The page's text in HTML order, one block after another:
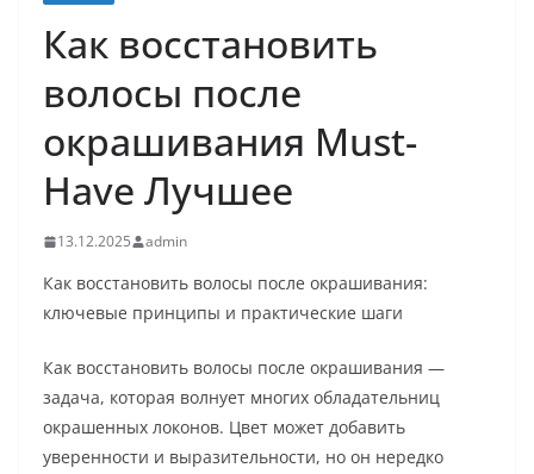
Как восстановить
волосы после
окрашивания Must-
Have Лучшее
13.12.2025 admin
Как восстановить волосы после окрашивания:
ключевые принципы и практические шаги
Как восстановить волосы после окрашивания —
задача, которая волнует многих обладательниц
окрашенных локонов. Цвет может добавить
уверенности и выразительности, но он нередко